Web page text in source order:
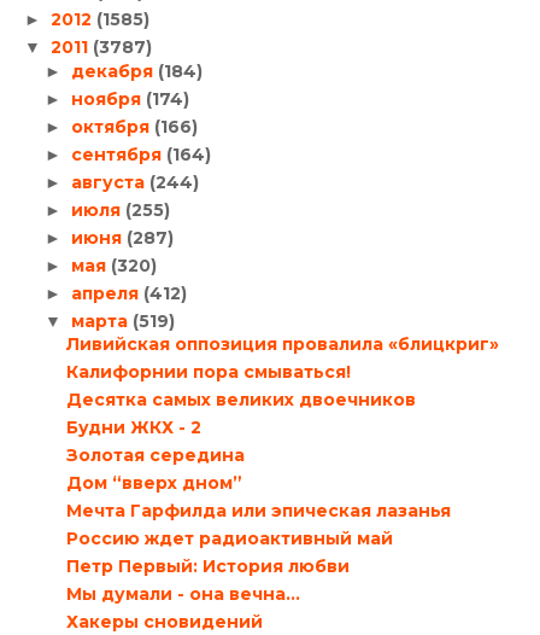
► 2012 (1585)
▼ 2011 (3787)
► декабря (184)
► ноября (174)
► октября (166)
► сентября (164)
► августа (244)
► июля (255)
► июня (287)
► мая (320)
► апреля (412)
▼ марта (519)
Ливийская оппозиция провалила «блицкриг»
Калифорнии пора смываться!
Десятка самых великих двоечников
Будни ЖКХ - 2
Золотая середина
Дом “вверх дном”
Мечта Гарфилда или эпическая лазанья
Россию ждет радиоактивный май
Петр Первый: История любви
Мы думали - она вечна...
Хакеры сновидений